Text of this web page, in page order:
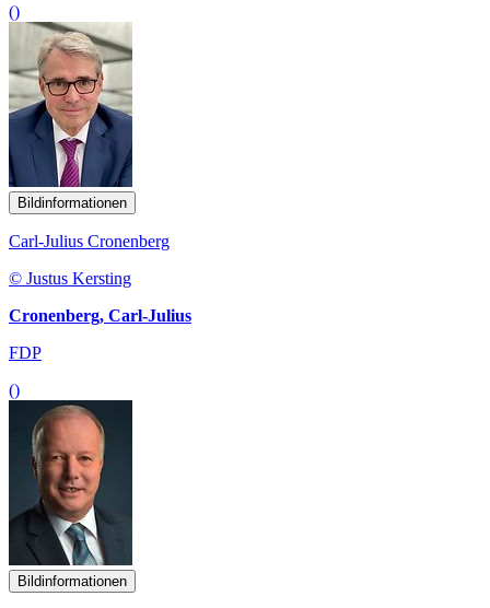
()
Bildinformationen
Carl-Julius Cronenberg
© Justus Kersting
Cronenberg, Carl-Julius
FDP
()
Bildinformationen